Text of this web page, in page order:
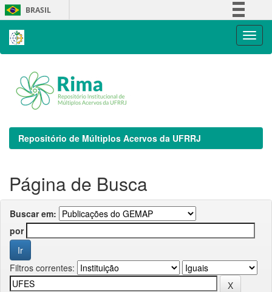
Skip
navigation
BRASIL
Repositório de Múltiplos Acervos da UFRRJ
Página de Busca
Buscar em:
por
Filtros correntes: